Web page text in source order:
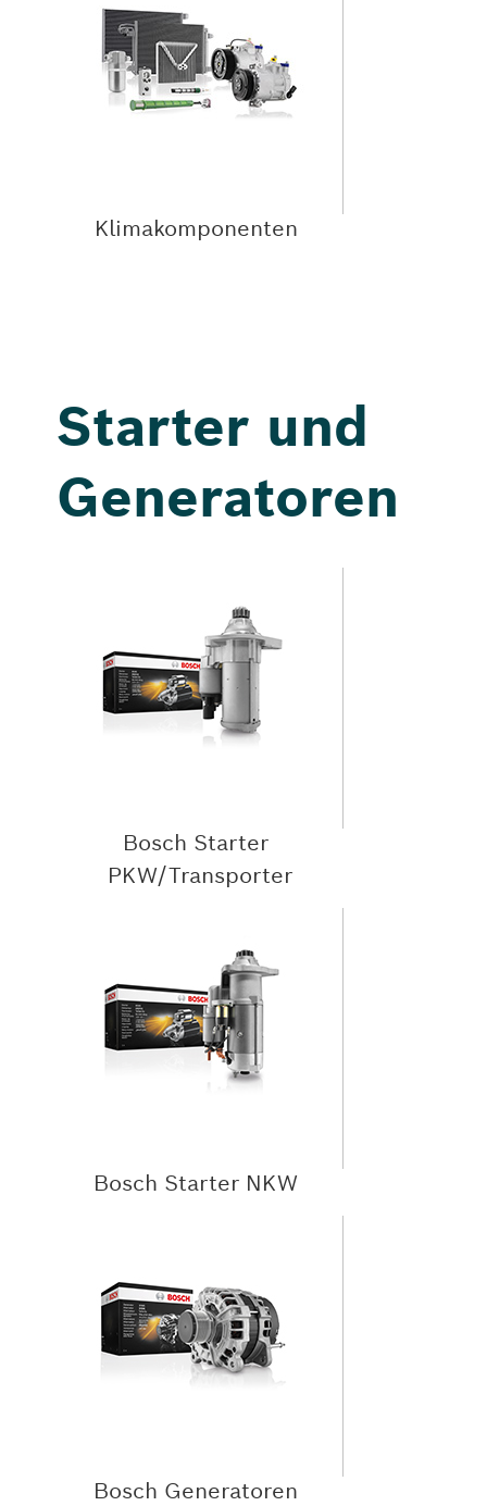
Klimakomponenten
Starter und
Generatoren
Bosch Starter
PKW/Transporter
Bosch Starter NKW
Bosch Generatoren